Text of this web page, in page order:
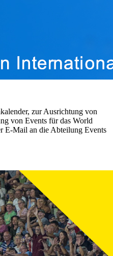
zur Ausrichtung von
von Events für das World
E-Mail an die Abteilung Events